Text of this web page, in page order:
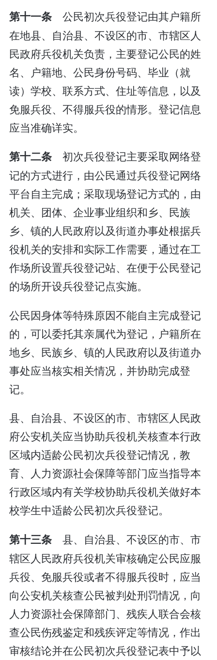
第十一条公民初次兵役登记由其户籍所
在地县、自治县、不设区的市、市辖区人
民政府兵役机关负责，主要登记公民的姓
名、户籍地、公民身份号码、毕业（就
读）学校、联系方式、住址等信息，以及
免服兵役、不得服兵役的情形。登记信息
应当准确详实。
第十二条初次兵役登记主要采取网络登
记的方式进行，由公民通过兵役登记网络
平台自主完成；采取现场登记方式的，由
机关、团体、企业事业组织和乡、民族
乡、镇的人民政府以及街道办事处根据兵
役机关的安排和实际工作需要，通过在工
作场所设置兵役登记站、在便于公民登记
的场所开设兵役登记点实施。
公民因身体等特殊原因不能自主完成登记
的，可以委托其亲属代为登记，户籍所在
地乡、民族乡、镇的人民政府以及街道办
事处应当核实相关情况，并协助完成登
记。
县、自治县、不设区的市、市辖区人民政
府公安机关应当协助兵役机关核查本行政
区域内适龄公民初次兵役登记情况，教
育、人力资源社会保障等部门应当指导本
行政区域内有关学校协助兵役机关做好本
校学生中适龄公民初次兵役登记。
第十三条县、自治县、不设区的市、市
辖区人民政府兵役机关审核确定公民应服
兵役、免服兵役或者不得服兵役时，应当
向公安机关核查公民被判处刑罚情况，向
人力资源社会保障部门、残疾人联合会核
查公民伤残鉴定和残疾评定等情况，作出
审核结论并在公民初次兵役登记表中予以